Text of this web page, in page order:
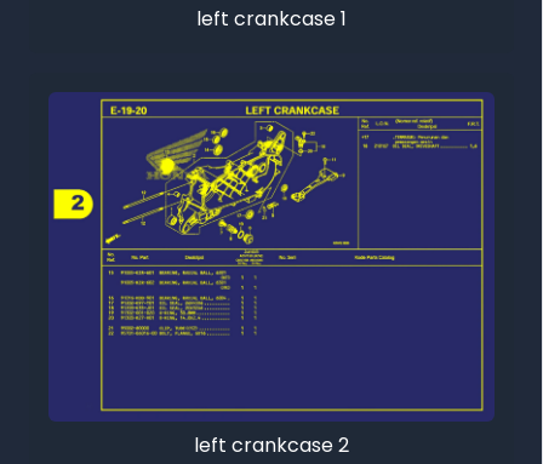
left crankcase 1
left crankcase 2